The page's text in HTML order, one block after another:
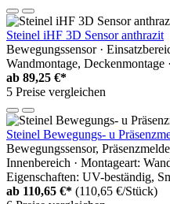
Steinel iHF 3D Sensor anthrazit
Bewegungssensor ·
Wandmontage,
ab 89,25 €*
5 Preise vergleichen
Steinel Bewegungs- u
Bewegungssensor,
Innenbereich · Montageart:
Eigenschaften: UV-beständig,
ab 110,65 €* (110,65 €/Stück)